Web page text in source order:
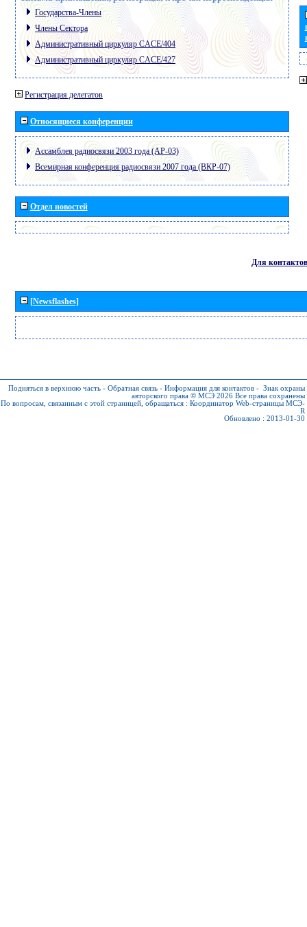
Государства-Члены
Члены Сектора
Административный циркуляр CACE/404
Административный циркуляр CACE/427
Регистрация делегатов
Относящиеся конференции
Ассамблея радиосвязи 2003 года (АР-03)
Всемирная конференция радиосвязи 2007 года (ВКР-07)
Отдел новостей
Для контактов
[Newsflashes]
Подняться в верхнюю часть - Обратная связь - Информация для контактов - Знак охраны
авторского права © МСЭ 2026 Все права сохранены
По вопросам, связанным с этой страницей, обращаться : Координатор Web-страницы МСЭ-
R
Обновлено : 2013-01-30